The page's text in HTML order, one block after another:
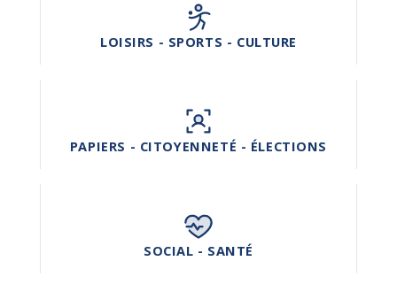
LOISIRS - SPORTS - CULTURE
PAPIERS - CITOYENNETÉ - ÉLECTIONS
SOCIAL - SANTÉ